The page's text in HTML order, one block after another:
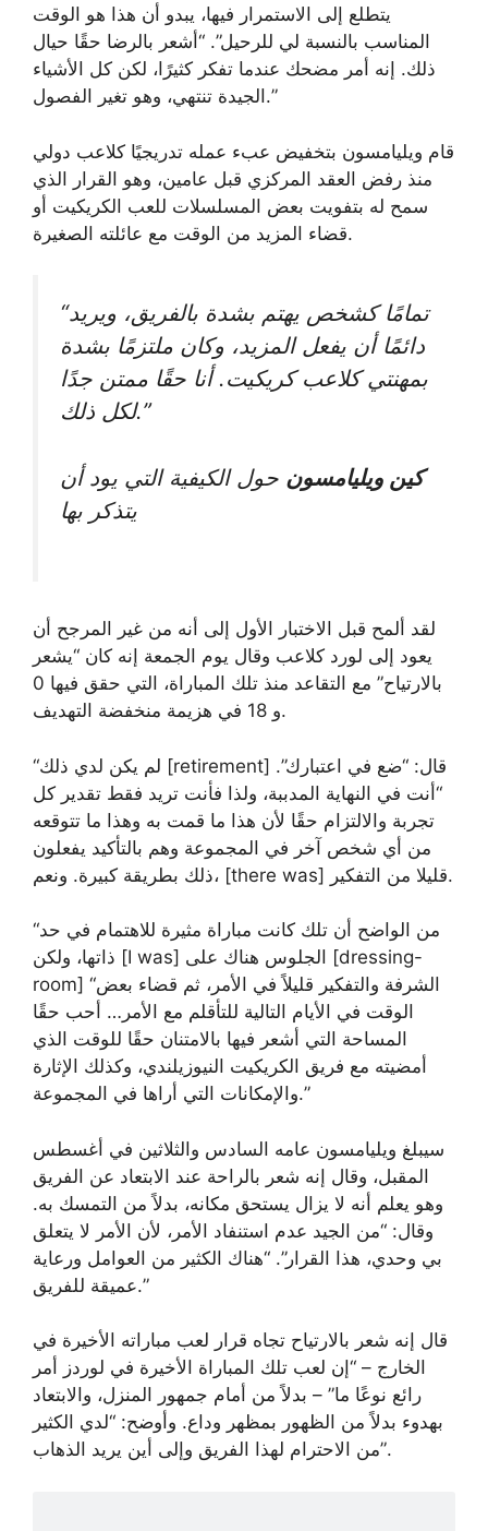
يتطلع إلى الاستمرار فيها، يبدو أن هذا هو الوقت
المناسب بالنسبة لي للرحيل”. “أشعر بالرضا حقًا حيال
ذلك. إنه أمر مضحك عندما تفكر كثيرًا، لكن كل الأشياء
الجيدة تنتهي، وهو تغير الفصول.”
قام ويليامسون بتخفيض عبء عمله تدريجيًا كلاعب دولي
منذ رفض العقد المركزي قبل عامين، وهو القرار الذي
سمح له بتفويت بعض المسلسلات للعب الكريكيت أو
قضاء المزيد من الوقت مع عائلته الصغيرة.
“تمامًا كشخص يهتم بشدة بالفريق، ويريد
دائمًا أن يفعل المزيد، وكان ملتزمًا بشدة
بمهنتي كلاعب كريكيت. أنا حقًا ممتن جدًا
لكل ذلك.”
كين ويليامسون حول الكيفية التي يود أن
يتذكر بها
لقد ألمح قبل الاختبار الأول إلى أنه من غير المرجح أن
يعود إلى لورد كلاعب وقال يوم الجمعة إنه كان “يشعر
بالارتياح” مع التقاعد منذ تلك المباراة، التي حقق فيها 0
و 18 في هزيمة منخفضة التهديف.
“لم يكن لدي ذلك [retirement] قال: “ضع في اعتبارك”.
“أنت في النهاية المدببة، ولذا فأنت تريد فقط تقدير كل
تجربة والالتزام حقًا لأن هذا ما قمت به وهذا ما تتوقعه
من أي شخص آخر في المجموعة وهم بالتأكيد يفعلون
ذلك بطريقة كبيرة. ونعم، [there was] قليلا من التفكير.
“من الواضح أن تلك كانت مباراة مثيرة للاهتمام في حد
ذاتها، ولكن [I was] الجلوس هناك على [dressing-
room] “الشرفة والتفكير قليلاً في الأمر، ثم قضاء بعض
الوقت في الأيام التالية للتأقلم مع الأمر… أحب حقًا
المساحة التي أشعر فيها بالامتنان حقًا للوقت الذي
أمضيته مع فريق الكريكيت النيوزيلندي، وكذلك الإثارة
والإمكانات التي أراها في المجموعة.”
سيبلغ ويليامسون عامه السادس والثلاثين في أغسطس
المقبل، وقال إنه شعر بالراحة عند الابتعاد عن الفريق
وهو يعلم أنه لا يزال يستحق مكانه، بدلاً من التمسك به.
وقال: “من الجيد عدم استنفاد الأمر، لأن الأمر لا يتعلق
بي وحدي، هذا القرار”. “هناك الكثير من العوامل ورعاية
عميقة للفريق.”
قال إنه شعر بالارتياح تجاه قرار لعب مباراته الأخيرة في
الخارج – “إن لعب تلك المباراة الأخيرة في لوردز أمر
رائع نوعًا ما” – بدلاً من أمام جمهور المنزل، والابتعاد
بهدوء بدلاً من الظهور بمظهر وداع. وأوضح: “لدي الكثير
من الاحترام لهذا الفريق وإلى أين يريد الذهاب”.